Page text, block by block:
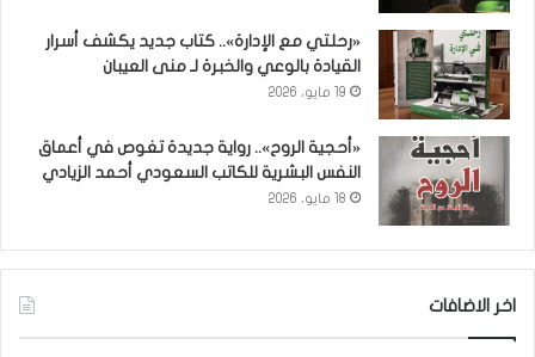
«رحلتي مع الإدارة».. كتاب جديد يكشف أسرار
القيادة بالوعي والخبرة لـ منى العيبان
19 مايو، 2026
«أحجية الروح».. رواية جديدة تغوص في أعماق
النفس البشرية للكاتب السعودي أحمد الزيادي
18 مايو، 2026
اخر الاضافات